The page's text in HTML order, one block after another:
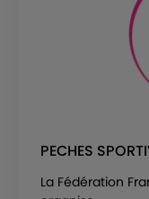
PECHES
La Fédération